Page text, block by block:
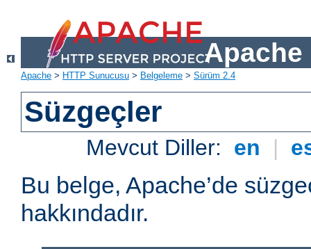
Apache
Apache > HTTP Sunucusu > Belgeleme > Sürüm 2.4
Süzgeçler
Mevcut Diller: en |
Bu belge, Apache’de
hakkındadır.